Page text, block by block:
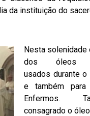
da instituição do
Nesta solenidade
dos óleos
usados durante
e também
Enfermos.
consagrado o